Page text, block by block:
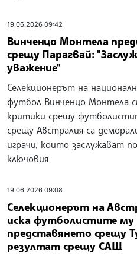
19.06.2026 09:42
Винченцо Монтела
срещу Парагвай:
уважение"
Селекционерът на
футбол Винченцо Монтела
критики срещу
срещу Австралия са
играчи, които заслужават
ключовия
19.06.2026 09:08
Селекционерът на
иска футболистите му
представянето срещу
резултат срещу САЩ